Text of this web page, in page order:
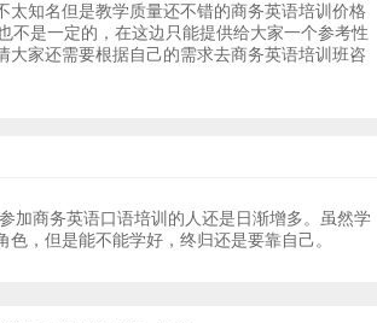
太知名但是教学质量还不错的商务英语培训价格
不是一定的，在这边只能提供给大家一个参考性
大家还需要根据自己的需求去商务英语培训班咨
加商务英语口语培训的人还是日渐增多。虽然学
，但是能不能学好，终归还是要靠自己。